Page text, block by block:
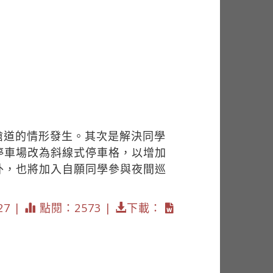
的情形發生。其次是解決同學
場改為斜線式停車格，以增加
也將加入自願同學參與夜間巡
| 點閱：2573 | 下載：